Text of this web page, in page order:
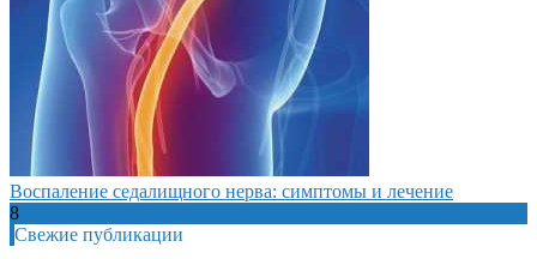
Воспаление седалищного нерва: симптомы и лечение
8
Свежие публикации